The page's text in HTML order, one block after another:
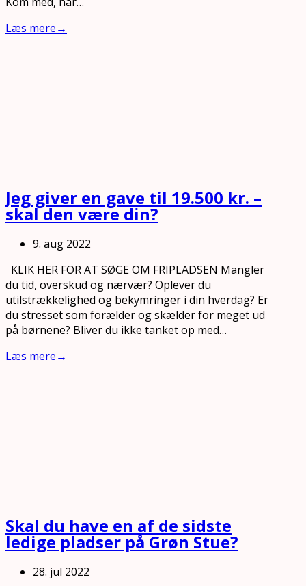
Læs mere→
Jeg giver en gave til 19.500 kr. –
skal den være din?
9. aug 2022
KLIK HER FOR AT SØGE OM FRIPLADSEN Mangler
du tid, overskud og nærvær? Oplever du
utilstrækkelighed og bekymringer i din hverdag? Er
du stresset som forælder og skælder for meget ud
på børnene? Bliver du ikke tanket op med…
Læs mere→
Skal du have en af de sidste
ledige pladser på Grøn Stue?
28. jul 2022